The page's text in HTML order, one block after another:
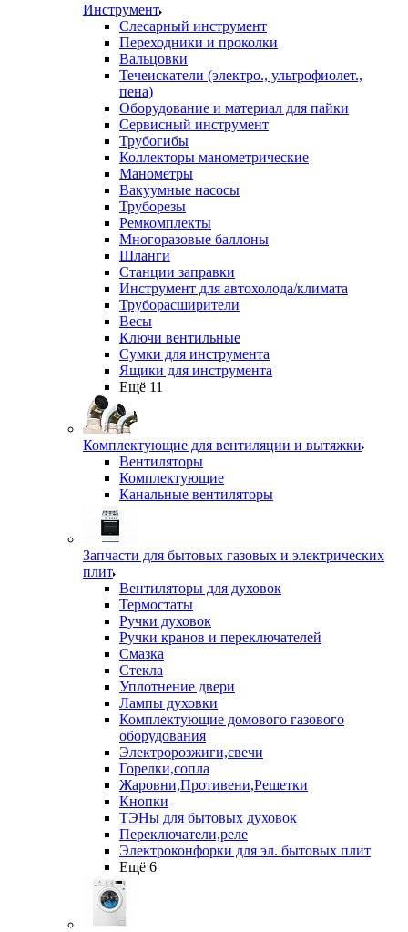
Инструмент
Слесарный инструмент
Переходники и проколки
Вальцовки
Течеискатели (электро., ультрофиолет.,
пена)
Оборудование и материал для пайки
Сервисный инструмент
Трубогибы
Коллекторы манометрические
Манометры
Вакуумные насосы
Труборезы
Ремкомплекты
Многоразовые баллоны
Шланги
Станции заправки
Инструмент для автохолода/климата
Труборасширители
Весы
Ключи вентильные
Сумки для инструмента
Ящики для инструмента
Ещё 11
Комплектующие для вентиляции и вытяжки
Вентиляторы
Комплектующие
Канальные вентиляторы
Запчасти для бытовых газовых и электрических
плит
Вентиляторы для духовок
Термостаты
Ручки духовок
Ручки кранов и переключателей
Смазка
Стекла
Уплотнение двери
Лампы духовки
Комплектующие домового газового
оборудования
Электророзжиги,свечи
Горелки,сопла
Жаровни,Противени,Решетки
Кнопки
ТЭНы для бытовых духовок
Переключатели,реле
Электроконфорки для эл. бытовых плит
Ещё 6